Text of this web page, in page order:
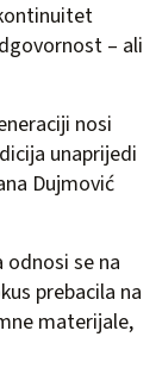
– ali
nosi
unaprijedi
Dujmović
odnosi se na
prebacila na
materijale,